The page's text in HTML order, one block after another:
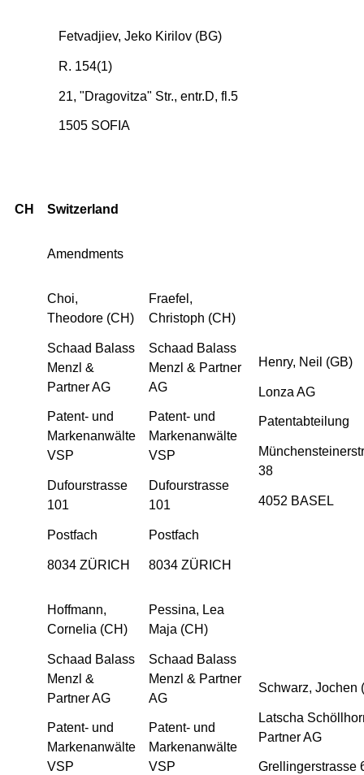
Fetvadjiev, Jeko Kirilov (BG)
R. 154(1)
21, "Dragovitza" Str., entr.D, fl.5
1505 SOFIA
CH Switzerland
Amendments
Choi,
Theodore (CH)
Schaad Balass
Menzl &
Partner AG
Patent- und
Markenanwälte
VSP
Dufourstrasse
101
Postfach
8034 ZÜRICH
Fraefel,
Christoph (CH)
Schaad Balass
Menzl & Partner
AG
Patent- und
Markenanwälte
VSP
Dufourstrasse
101
Postfach
8034 ZÜRICH
Henry, Neil (GB)
Lonza AG
Patentabteilung
38
4052 BASEL
Hoffmann,
Cornelia (CH)
Schaad Balass
Menzl &
Partner AG
Patent- und
Markenanwälte
VSP
Pessina, Lea
Maja (CH)
Schaad Balass
Menzl & Partner
AG
Patent- und
Markenanwälte
VSP
Schwarz, Jochen
Latscha
Partner AG
Grellingerstrasse